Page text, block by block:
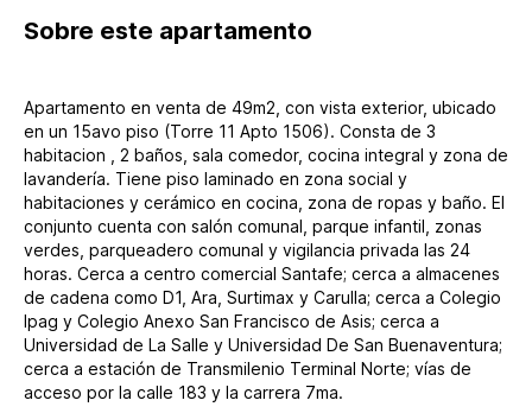
Sobre este apartamento
Apartamento en venta de 49m2, con vista exterior, ubicado
en un 15avo piso (Torre 11 Apto 1506). Consta de 3
habitacion , 2 baños, sala comedor, cocina integral y zona de
lavandería. Tiene piso laminado en zona social y
habitaciones y cerámico en cocina, zona de ropas y baño. El
conjunto cuenta con salón comunal, parque infantil, zonas
verdes, parqueadero comunal y vigilancia privada las 24
horas. Cerca a centro comercial Santafe; cerca a almacenes
de cadena como D1, Ara, Surtimax y Carulla; cerca a Colegio
Ipag y Colegio Anexo San Francisco de Asis; cerca a
Universidad de La Salle y Universidad De San Buenaventura;
cerca a estación de Transmilenio Terminal Norte; vías de
acceso por la calle 183 y la carrera 7ma.